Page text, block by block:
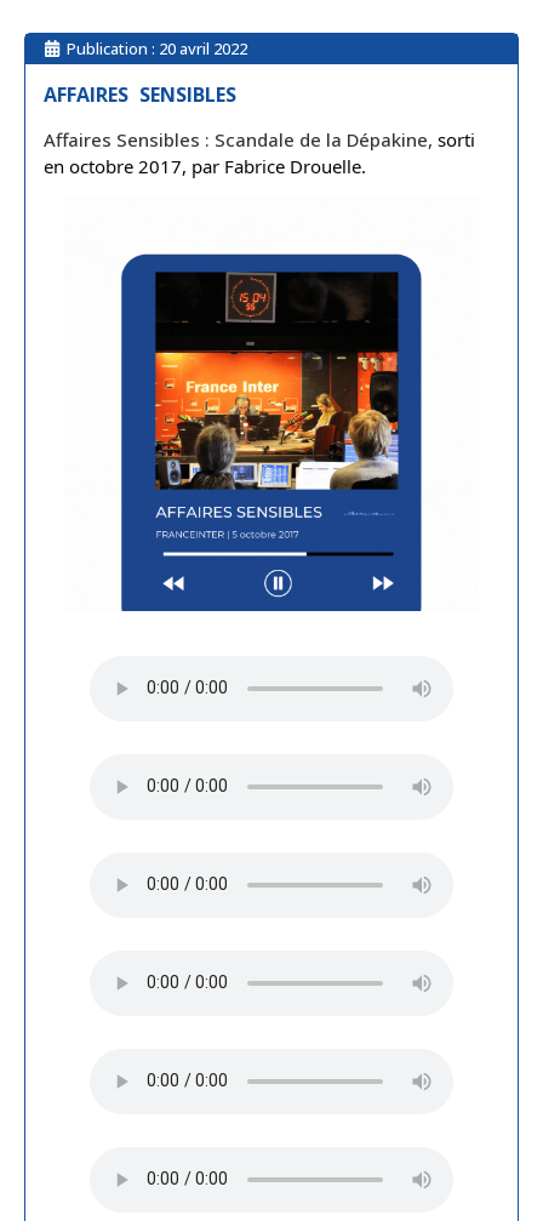
Publication : 20 avril 2022
AFFAIRES SENSIBLES
Affaires Sensibles : Scandale de la Dépakine, sorti
en octobre 2017, par Fabrice Drouelle.